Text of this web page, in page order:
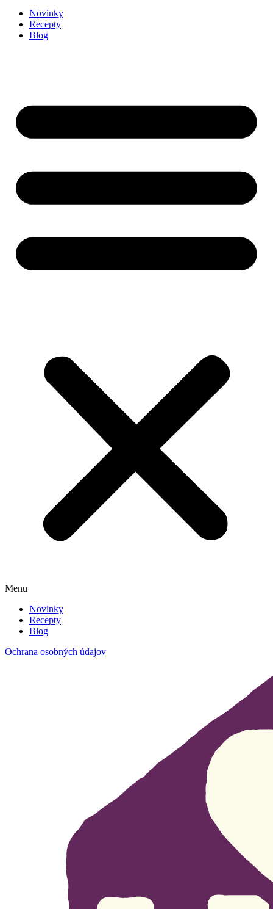
Novinky
Recepty
Blog
Menu
Novinky
Recepty
Blog
Ochrana osobných údajov